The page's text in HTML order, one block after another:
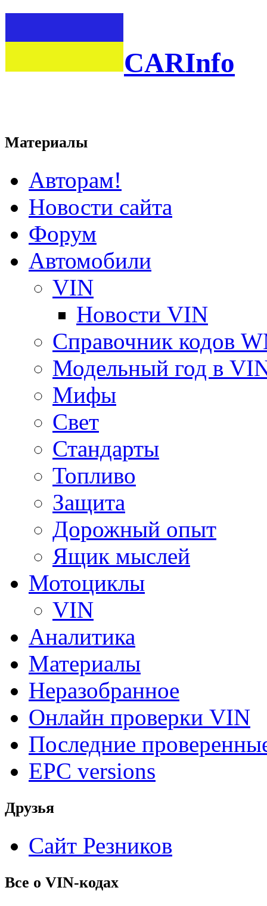
CARInfo
Материалы
Авторам!
Новости сайта
Форум
Автомобили
VIN
Новости VIN
Справочник кодов
Модельный год в
Мифы
Свет
Стандарты
Топливо
Защита
Дорожный опыт
Ящик мыслей
Мотоциклы
VIN
Аналитика
Материалы
Неразобранное
Онлайн проверки VIN
Последние
EPC versions
Друзья
Сайт Резников
Все о VIN-кодах